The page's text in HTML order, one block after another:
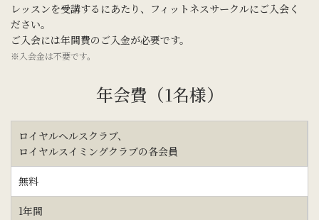
レッスンを受講するにあたり、フィットネスサークルにご入会く
ださい。
ご入会には年間費のご入金が必要です。
※入会金は不要です。
年会費（1名様）
ロイヤルヘルスクラブ、
ロイヤルスイミングクラブの各会員
無料
1年間